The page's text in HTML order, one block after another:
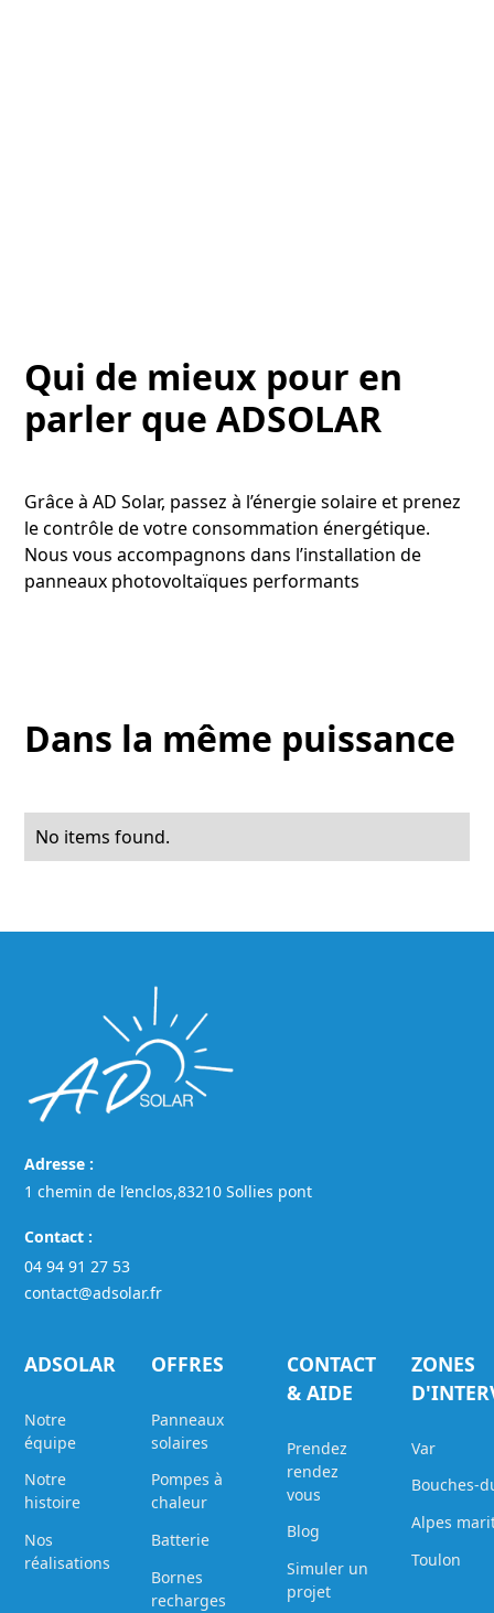
Qui de mieux pour en
parler que ADSOLAR
Grâce à AD Solar, passez à l’énergie solaire et prenez
le contrôle de votre consommation énergétique.
Nous vous accompagnons dans l’installation de
panneaux photovoltaïques performants
Dans la même puissance
No items found.
Adresse :
1 chemin de l’enclos,83210 Sollies pont
Contact :
04 94 91 27 53
contact@adsolar.fr
ADSOLAR
Notre
équipe
Notre
histoire
Nos
réalisations
OFFRES
Panneaux
solaires
Pompes à
chaleur
Batterie
Bornes
recharges
CONTACT
& AIDE
Prendez
rendez
vous
Blog
Simuler un
projet
ZONES
Var
Bouches-
Alpes
Toulon